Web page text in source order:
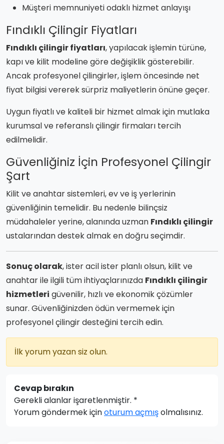
Müşteri memnuniyeti odaklı hizmet anlayışı
Fındıklı Çilingir Fiyatları
Fındıklı çilingir fiyatları, yapılacak işlemin türüne,
kapı ve kilit modeline göre değişiklik gösterebilir.
Ancak profesyonel çilingirler, işlem öncesinde net
fiyat bilgisi vererek sürpriz maliyetlerin önüne geçer.
Uygun fiyatlı ve kaliteli bir hizmet almak için mutlaka
kurumsal ve referanslı çilingir firmaları tercih
edilmelidir.
Güvenliğiniz İçin Profesyonel Çilingir
Şart
Kilit ve anahtar sistemleri, ev ve iş yerlerinin
güvenliğinin temelidir. Bu nedenle bilinçsiz
müdahaleler yerine, alanında uzman Fındıklı çilingir
ustalarından destek almak en doğru seçimdir.
Sonuç olarak, ister acil ister planlı olsun, kilit ve
anahtar ile ilgili tüm ihtiyaçlarınızda Fındıklı çilingir
hizmetleri güvenilir, hızlı ve ekonomik çözümler
sunar. Güvenliğinizden ödün vermemek için
profesyonel çilingir desteğini tercih edin.
İlk yorum yazan siz olun.
Cevap bırakın
Gerekli alanlar işaretlenmiştir. *
Yorum göndermek içinoturum açmışolmalısınız.